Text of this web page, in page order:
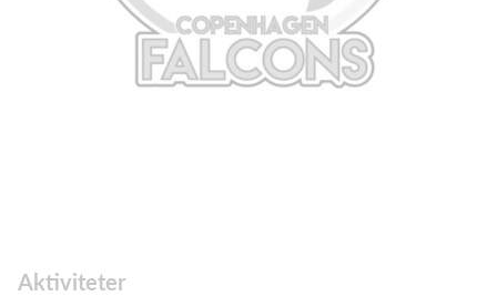
Aktiviteter